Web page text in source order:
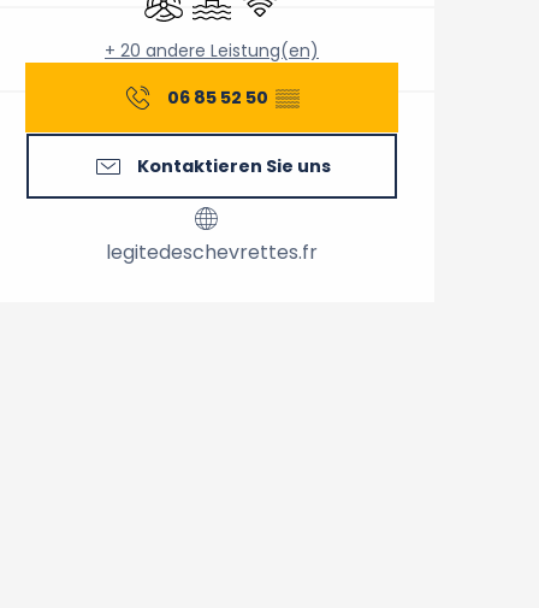
+ 20 andere Leistung(en)
06 85 52 50 ▒▒
Kontaktieren Sie uns
legitedeschevrettes.fr